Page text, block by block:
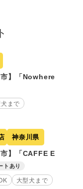
市】「Nowhere
まで
神奈川県
市】「CAFFE E
トあり
大型犬まで